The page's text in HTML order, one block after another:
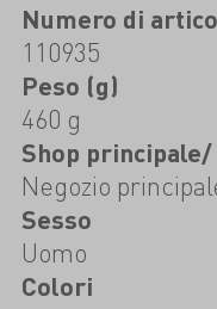
Numero di
110935
Peso (g)
460 g
Shop
Negozio
Sesso
Uomo
Colori